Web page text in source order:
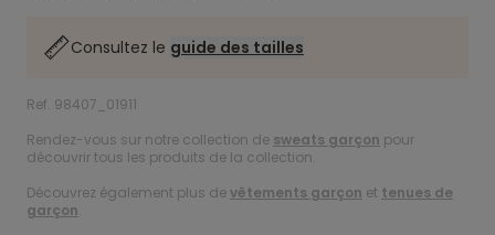
Consultez le guide des tailles
Ref. 98407_01911
Rendez-vous sur notre collection de sweats garçon pour
découvrir tous les produits de la collection.
Découvrez également plus devêtements garçon et tenues de
garçon.